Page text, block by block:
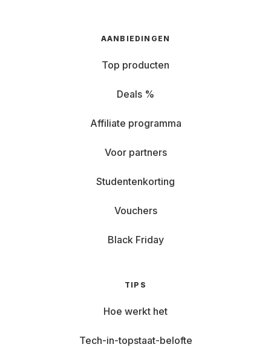
AANBIEDINGEN
Top producten
Deals %
Affiliate programma
Voor partners
Studentenkorting
Vouchers
Black Friday
TIPS
Hoe werkt het
Tech-in-topstaat-belofte